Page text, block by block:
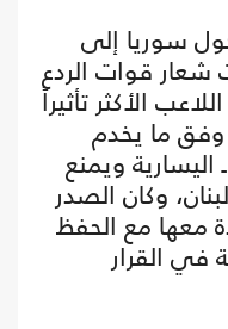
سوريا إلى
عام 1976 تحت شعار قوات الردع
الأكثر تأثيراً
وفق ما يخدم
اليسارية ويمنع
وكان الصدر
معها مع الحفظ
القرار